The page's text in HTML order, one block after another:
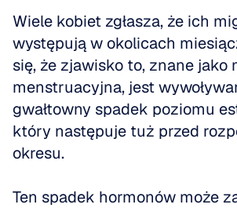
Wiele kobiet zgłasza, że ich
występują w okolicach
się, że zjawisko to, znane jako
menstruacyjna, jest
gwałtowny spadek poziomu
który następuje tuż przed
okresu.
Ten spadek hormonów może